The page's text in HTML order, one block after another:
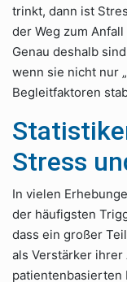
trinkt, dann ist
der Weg zum
Genau deshalb
wenn sie nicht nur
Begleitfaktoren
Stress
In vielen
der häufigsten
dass ein großer
als Verstärker
patientenbasierten